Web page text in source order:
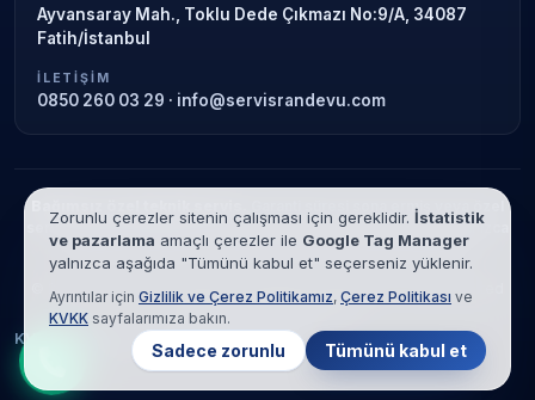
Ayvansaray Mah., Toklu Dede Çıkmazı No:9/A, 34087
Fatih/İstanbul
İLETIŞIM
0850 260 03 29 · info@servisrandevu.com
Garanti süresi sona ermiş veya özel
servis kapsamındaki cihazlar için hizmet verilir. Marka adları yalnızca
tanımlama amaçlıdır; yetkili servis ilişkisi bulunmamaktadır.
© 2026 SRT Elektronik Analiz Laboratuvar Sanayi Ve Ticaret Limited
Şirketi. Tüm hakları saklıdır.
KVKK
Çerez Politikası Hizmet Şartları
Zorunlu çerezler sitenin çalışması için gereklidir. İstatistik
ve pazarlama amaçlı çerezler ile Google Tag Manager
yalnızca aşağıda "Tümünü kabul et" seçerseniz yüklenir.
Ayrıntılar için Gizlilik ve Çerez Politikamız, Çerez Politikası ve
KVKK sayfalarımıza bakın.
Sadece zorunlu Tümünü kabul et